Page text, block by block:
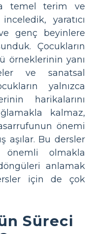
temel terim ve
yaratıcı
genç beyinlere
Çocukların
örneklerinin yanı
ve sanatsal
yalnızca
harikalarını
kalmaz,
önemi
aşılar. Bu dersler
önemli olmakla
anlamak
için de çok
Süreci